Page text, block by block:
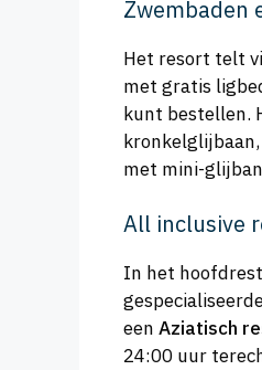
Zwembaden
Het resort telt
met gratis
kunt bestellen.
met mini-
All inclusive
In het
een Aziatisch
24:00 uur